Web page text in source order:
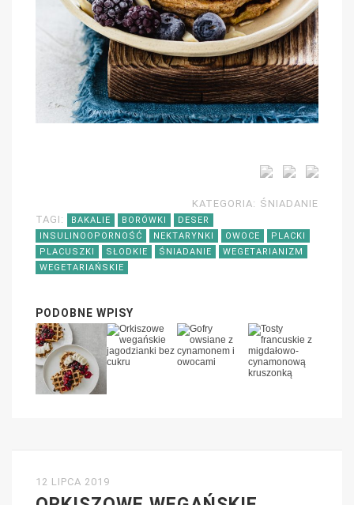
ŚNIADANIE
KATEGORIA:
TAGI:
BAKALIE BORÓWKI
DESER
INSULINOOPORNOŚĆ
NEKTARYNKI OWOCE
PLACKI
PLACUSZKI
SŁODKIE ŚNIADANIE
WEGETARIANIZM
WEGETARIAŃSKIE
PODOBNE WPISY
12 LIPCA 2019